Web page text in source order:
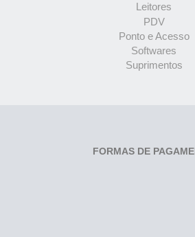
Leitores
PDV
Ponto e Acesso
Softwares
Suprimentos
FORMAS DE